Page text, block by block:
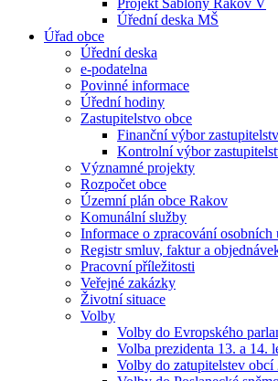
Projekt Šablony Rakov V
Úřední deska MŠ
Úřad obce
Úřední deska
e-podatelna
Povinné informace
Úřední hodiny
Zastupitelstvo obce
Finanční výbor
Kontrolní výbor
Významné projekty
Rozpočet obce
Územní plán obce Rakov
Komunální služby
Informace o zpracování osobních
Registr smluv, faktur a
Pracovní příležitosti
Veřejné zakázky
Životní situace
Volby
Volby do Evropského
Volba prezidenta 13. a 14.
Volby do zatupitelstev obcí